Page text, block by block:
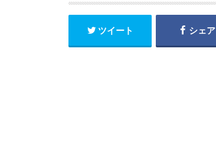
ツイート シェア